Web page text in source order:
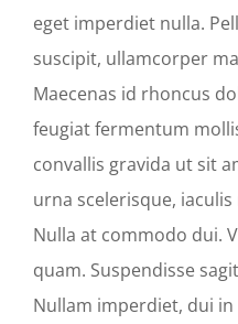
eget imperdiet nulla.
suscipit, ullamcorper
Maecenas id rhoncus
feugiat fermentum
convallis gravida ut sit
urna scelerisque,
Nulla at commodo dui.
quam. Suspendisse
Nullam imperdiet, dui